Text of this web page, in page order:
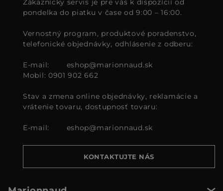
Zákaznícky servis je pre vás k dispozícií od
pondelka do piatku v čase od 9:00 – 16:00.
Vernostný program, produktové poradenstvo,
telefonické objednávky, odhlásenie z odberu:
E-mail:
eshop@marionnaud.sk
Mobil: 0901 902 662
Stav a zmena online objednávky, reklamácie a
vrátenie tovaru, dostupnosť tovaru:
E-mail: eshop@marionnaud.sk
KONTAKTUJTE NÁS